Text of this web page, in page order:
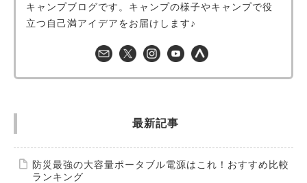
キャンプブログです。キャンプの様子やキャンプで役
立つ自己満アイデアをお届けします♪
最新記事
防災最強の大容量ポータブル電源はこれ！おすすめ比較
ランキング